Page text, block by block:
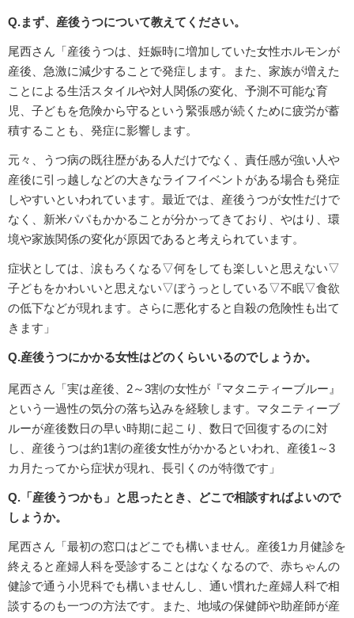
Q.まず、産後うつについて教えてください。
尾西さん「産後うつは、妊娠時に増加していた女性ホルモンが
産後、急激に減少することで発症します。また、家族が増えた
ことによる生活スタイルや対人関係の変化、予測不可能な育
児、子どもを危険から守るという緊張感が続くために疲労が蓄
積することも、発症に影響します。
元々、うつ病の既往歴がある人だけでなく、責任感が強い人や
産後に引っ越しなどの大きなライフイベントがある場合も発症
しやすいといわれています。最近では、産後うつが女性だけで
なく、新米パパもかかることが分かってきており、やはり、環
境や家族関係の変化が原因であると考えられています。
症状としては、涙もろくなる▽何をしても楽しいと思えない▽
子どもをかわいいと思えない▽ぼうっとしている▽不眠▽食欲
の低下などが現れます。さらに悪化すると自殺の危険性も出て
きます」
Q.産後うつにかかる女性はどのくらいいるのでしょうか。
尾西さん「実は産後、2～3割の女性が『マタニティーブルー』
という一過性の気分の落ち込みを経験します。マタニティーブ
ルーが産後数日の早い時期に起こり、数日で回復するのに対
し、産後うつは約1割の産後女性がかかるといわれ、産後1～3
カ月たってから症状が現れ、長引くのが特徴です」
Q.「産後うつかも」と思ったとき、どこで相談すればよいので
しょうか。
尾西さん「最初の窓口はどこでも構いません。産後1カ月健診を
終えると産婦人科を受診することはなくなるので、赤ちゃんの
健診で通う小児科でも構いませんし、通い慣れた産婦人科で相
談するのも一つの方法です。また、地域の保健師や助産師が産